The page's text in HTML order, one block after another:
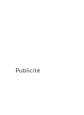
Publicité